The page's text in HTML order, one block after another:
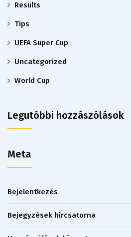
Results
Tips
UEFA Super Cup
Uncategorized
World Cup
Legutóbbi hozzászólások
Meta
Bejelentkezés
Bejegyzések hírcsatorna